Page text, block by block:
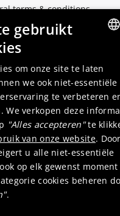
terms & conditions
Supplier zone Integrity line
gebruikt
om onze site te laten
we ook niet-essentiële
te verbeteren
We verkopen deze
"Alles accepteren"te
van onze website.
u alle niet-essentiële
op elk gewenst moment
cookies beheren
.